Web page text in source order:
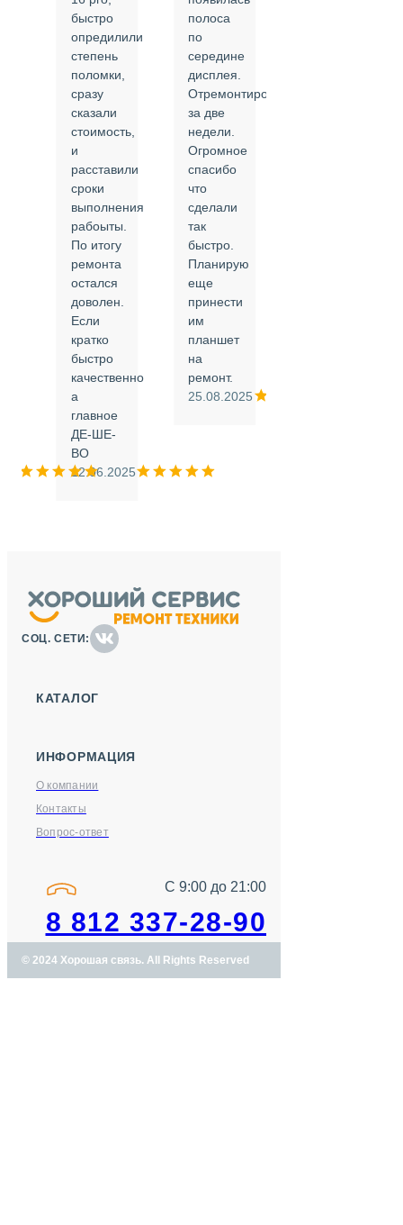
быстро
опредилили
степень
поломки,
сразу
сказали
стоимость,
и
расставили
сроки
выполнения
рабоыты.
По итогу
ремонта
остался
доволен.
Если
кратко
быстро
качественно
а
главное
ДЕ-ШЕ-
ВО
12.06.2025
полоса
по
середине
дисплея.
Отремонтировали
за две
недели.
Огромное
спасибо
что
сделали
так
быстро.
Планирую
еще
принести
им
планшет
на
ремонт.
25.08.2025
СОЦ. СЕТИ:
КАТАЛОГ
ИНФОРМАЦИЯ
О компании
Контакты
Вопрос-ответ
С 9:00 до 21:00
8 812 337-28-90
© 2024 Хорошая связь. All Rights Reserved